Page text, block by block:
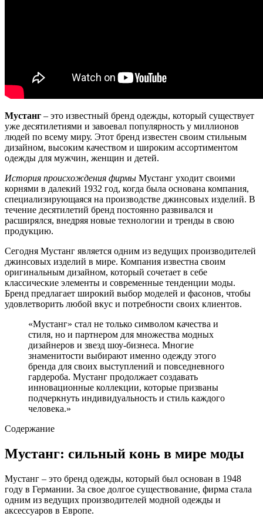
Мустанг – это известный бренд одежды, который существует
уже десятилетиями и завоевал популярность у миллионов
людей по всему миру. Этот бренд известен своим стильным
дизайном, высоким качеством и широким ассортиментом
одежды для мужчин, женщин и детей.
История происхождения фирмы Мустанг уходит своими
корнями в далекий 1932 год, когда была основана компания,
специализирующаяся на производстве джинсовых изделий. В
течение десятилетий бренд постоянно развивался и
расширялся, внедряя новые технологии и тренды в свою
продукцию.
Сегодня Мустанг является одним из ведущих производителей
джинсовых изделий в мире. Компания известна своим
оригинальным дизайном, который сочетает в себе
классические элементы и современные тенденции моды.
Бренд предлагает широкий выбор моделей и фасонов, чтобы
удовлетворить любой вкус и потребности своих клиентов.
«Мустанг» стал не только символом качества и
стиля, но и партнером для множества модных
дизайнеров и звезд шоу-бизнеса. Многие
знаменитости выбирают именно одежду этого
бренда для своих выступлений и повседневного
гардероба. Мустанг продолжает создавать
инновационные коллекции, которые призваны
подчеркнуть индивидуальность и стиль каждого
человека.»
Содержание
Мустанг: сильный конь в мире моды
Мустанг – это бренд одежды, который был основан в 1948
году в Германии. За свое долгое существование, фирма стала
одним из ведущих производителей модной одежды и
аксессуаров в Европе.